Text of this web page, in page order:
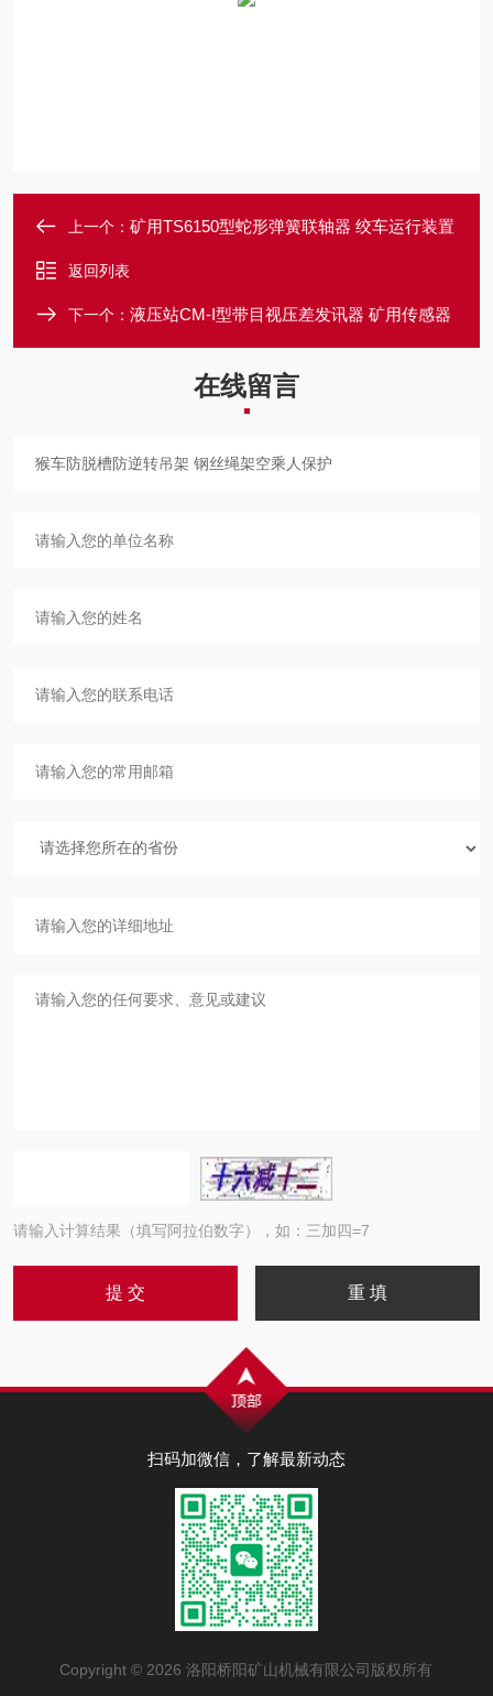
上一个： 矿用TS6150型蛇形弹簧联轴器 绞车运行装置
返回列表
下一个： 液压站CM-I型带目视压差发讯器 矿用传感器
在线留言
请输入计算结果（填写阿拉伯数字），如：三加四=7
扫码加微信，了解最新动态
Copyright © 2026 洛阳桥阳矿山机械有限公司版权所有